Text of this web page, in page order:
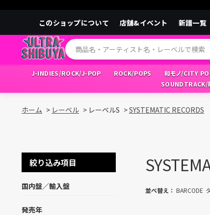
このショップについて 店舗&イベント 新譜一覧
J-INDIES/ROCK/J-POP ROCK/POPS 和モノ/CITY
SOUNDTRACK/
ホーム > レーベル > レーベルS >SYSTEMATIC RECORDS
絞り込み項目
国内盤／輸入盤
発売年
並べ替え： BARCODE